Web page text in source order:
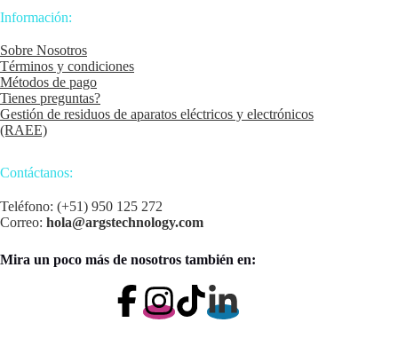
Información:
Sobre Nosotros
Términos y condiciones
Métodos de pago
Tienes preguntas?
Gestión de residuos de aparatos eléctricos y electrónicos
(RAEE)
Contáctanos:
Teléfono: (+51) 950 125 272
Correo: hola@argstechnology.com
Mira un poco más de nosotros también en: